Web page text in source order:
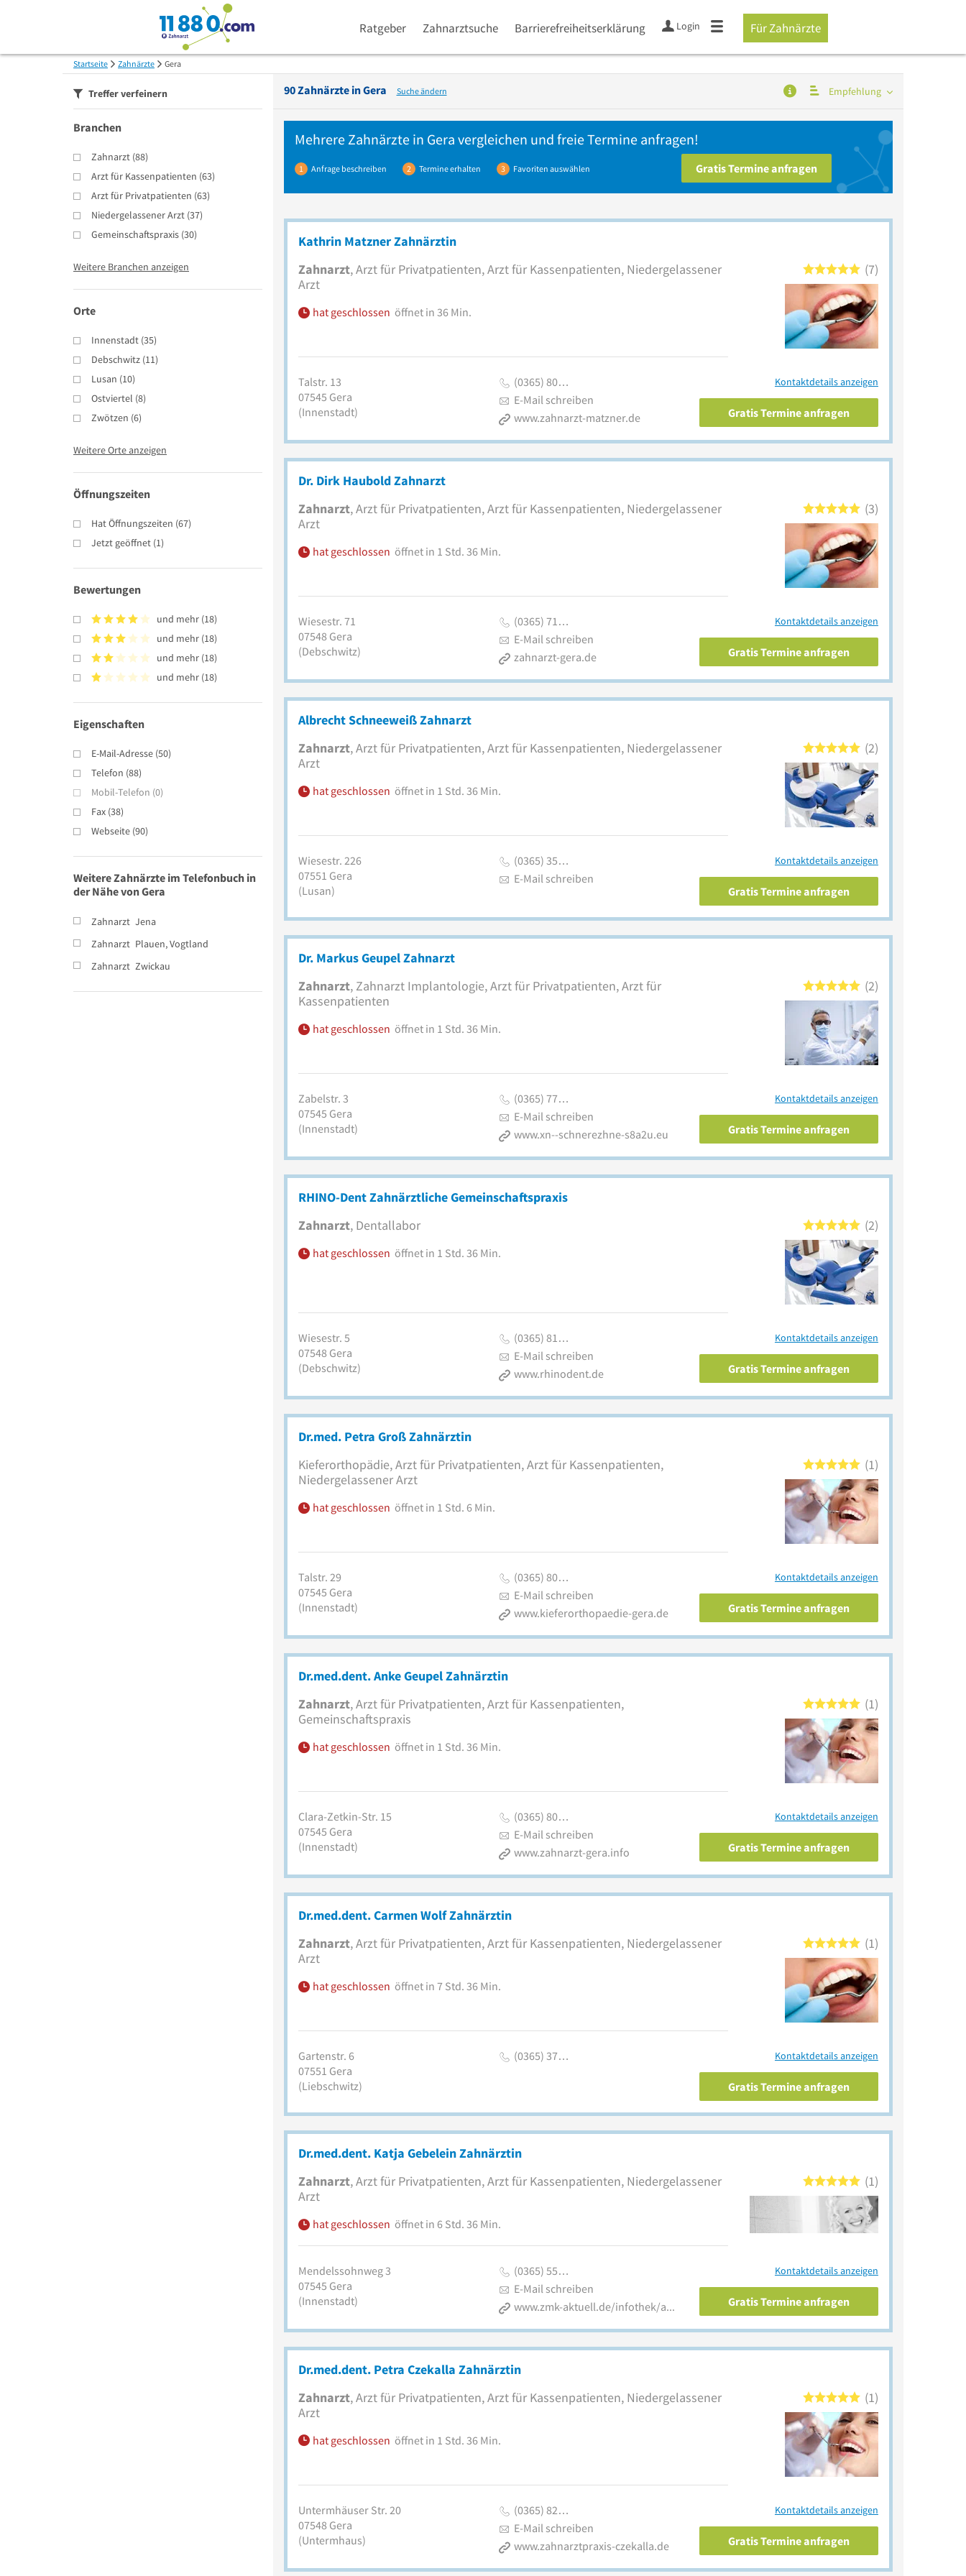
Ratgeber Zahnarztsuche Barrierefreiheitserklärung Login Für Zahnärzte
Startseite Zahnärzte Gera
Treffer verfeinern
Branchen
Zahnarzt (88)
Arzt für Kassenpatienten (63)
Arzt für Privatpatienten (63)
Niedergelassener Arzt (37)
Gemeinschaftspraxis (30)
Weitere Branchen anzeigen
Orte
Innenstadt (35)
Debschwitz (11)
Lusan (10)
Ostviertel (8)
Zwötzen (6)
Weitere Orte anzeigen
Öffnungszeiten
Hat Öffnungszeiten (67)
Jetzt geöffnet (1)
Bewertungen
und mehr (18)
und mehr (18)
und mehr (18)
und mehr (18)
Eigenschaften
E-Mail-Adresse (50)
Telefon (88)
Mobil-Telefon (0)
Fax (38)
Webseite (90)
Weitere Zahnärzte im Telefonbuch in
der Nähe von Gera
Zahnarzt Jena
Zahnarzt Plauen, Vogtland
Zahnarzt Zwickau
90Zahnärzte inGera Suche ändern Empfehlung
1 Anfrage beschreiben 2 Termine erhalten 3 Favoriten auswählen
MehrereZahnärztein Gera vergleichen und freie Termine anfragen!
Gratis Termine anfragen
Kathrin Matzner Zahnärztin
Zahnarzt, Arzt für Privatpatienten, Arzt für Kassenpatienten, Niedergelassener
Arzt
hat geschlossen öffnet in 36 Min.
7
Talstr. 13
07545 Gera
(Innenstadt)
(0365) 80…
E-Mail schreiben
www.zahnarzt-matzner.de
Kontaktdetails anzeigen
Gratis Termine anfragen
Dr. Dirk Haubold Zahnarzt
Zahnarzt, Arzt für Privatpatienten, Arzt für Kassenpatienten, Niedergelassener
Arzt
hat geschlossen öffnet in 1 Std. 36 Min.
3
Wiesestr. 71
07548 Gera
(Debschwitz)
(0365) 71…
E-Mail schreiben
zahnarzt-gera.de
Kontaktdetails anzeigen
Gratis Termine anfragen
Albrecht Schneeweiß Zahnarzt
Zahnarzt, Arzt für Privatpatienten, Arzt für Kassenpatienten, Niedergelassener
Arzt
hat geschlossen öffnet in 1 Std. 36 Min.
2
Wiesestr. 226
07551 Gera
(Lusan)
(0365) 35…
E-Mail schreiben
Kontaktdetails anzeigen
Gratis Termine anfragen
Dr. Markus Geupel Zahnarzt
Zahnarzt, Zahnarzt Implantologie, Arzt für Privatpatienten, Arzt für
Kassenpatienten
hat geschlossen öffnet in 1 Std. 36 Min.
2
Zabelstr. 3
07545 Gera
(Innenstadt)
(0365) 77…
E-Mail schreiben
www.xn--schnerezhne-s8a2u.eu
Kontaktdetails anzeigen
Gratis Termine anfragen
RHINO-Dent Zahnärztliche Gemeinschaftspraxis
Zahnarzt, Dentallabor
hat geschlossen öffnet in 1 Std. 36 Min.
2
Wiesestr. 5
07548 Gera
(Debschwitz)
(0365) 81…
E-Mail schreiben
www.rhinodent.de
Kontaktdetails anzeigen
Gratis Termine anfragen
Dr.med. Petra Groß Zahnärztin
Kieferorthopädie, Arzt für Privatpatienten, Arzt für Kassenpatienten,
Niedergelassener Arzt
hat geschlossen öffnet in 1 Std. 6 Min.
1
Talstr. 29
07545 Gera
(Innenstadt)
(0365) 80…
E-Mail schreiben
www.kieferorthopaedie-gera.de
Kontaktdetails anzeigen
Gratis Termine anfragen
Dr.med.dent. Anke Geupel Zahnärztin
Zahnarzt, Arzt für Privatpatienten, Arzt für Kassenpatienten,
Gemeinschaftspraxis
hat geschlossen öffnet in 1 Std. 36 Min.
1
Clara-Zetkin-Str. 15
07545 Gera
(Innenstadt)
(0365) 80…
E-Mail schreiben
www.zahnarzt-gera.info
Kontaktdetails anzeigen
Gratis Termine anfragen
Dr.med.dent. Carmen Wolf Zahnärztin
Zahnarzt, Arzt für Privatpatienten, Arzt für Kassenpatienten, Niedergelassener
Arzt
hat geschlossen öffnet in 7 Std. 36 Min.
1
Gartenstr. 6
07551 Gera
(Liebschwitz)
(0365) 37… Kontaktdetails anzeigen
Gratis Termine anfragen
Dr.med.dent. Katja Gebelein Zahnärztin
Zahnarzt, Arzt für Privatpatienten, Arzt für Kassenpatienten, Niedergelassener
Arzt
hat geschlossen öffnet in 6 Std. 36 Min.
1
Mendelssohnweg 3
07545 Gera
(Innenstadt)
(0365) 55…
E-Mail schreiben
www.zmk-aktuell.de/infothek/autorenverzeichnis.html?tx_spidirectory_pi2[author]=8821
Kontaktdetails anzeigen
Gratis Termine anfragen
Dr.med.dent. Petra Czekalla Zahnärztin
Zahnarzt, Arzt für Privatpatienten, Arzt für Kassenpatienten, Niedergelassener
Arzt
hat geschlossen öffnet in 1 Std. 36 Min.
1
Untermhäuser Str. 20
07548 Gera
(Untermhaus)
(0365) 82…
E-Mail schreiben
www.zahnarztpraxis-czekalla.de
Kontaktdetails anzeigen
Gratis Termine anfragen